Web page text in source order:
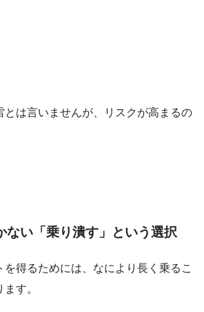
とは言いませんが、リスクが高まるの
ない「乗り潰す」という選択
得るためには、なにより長く乗るこ
す。